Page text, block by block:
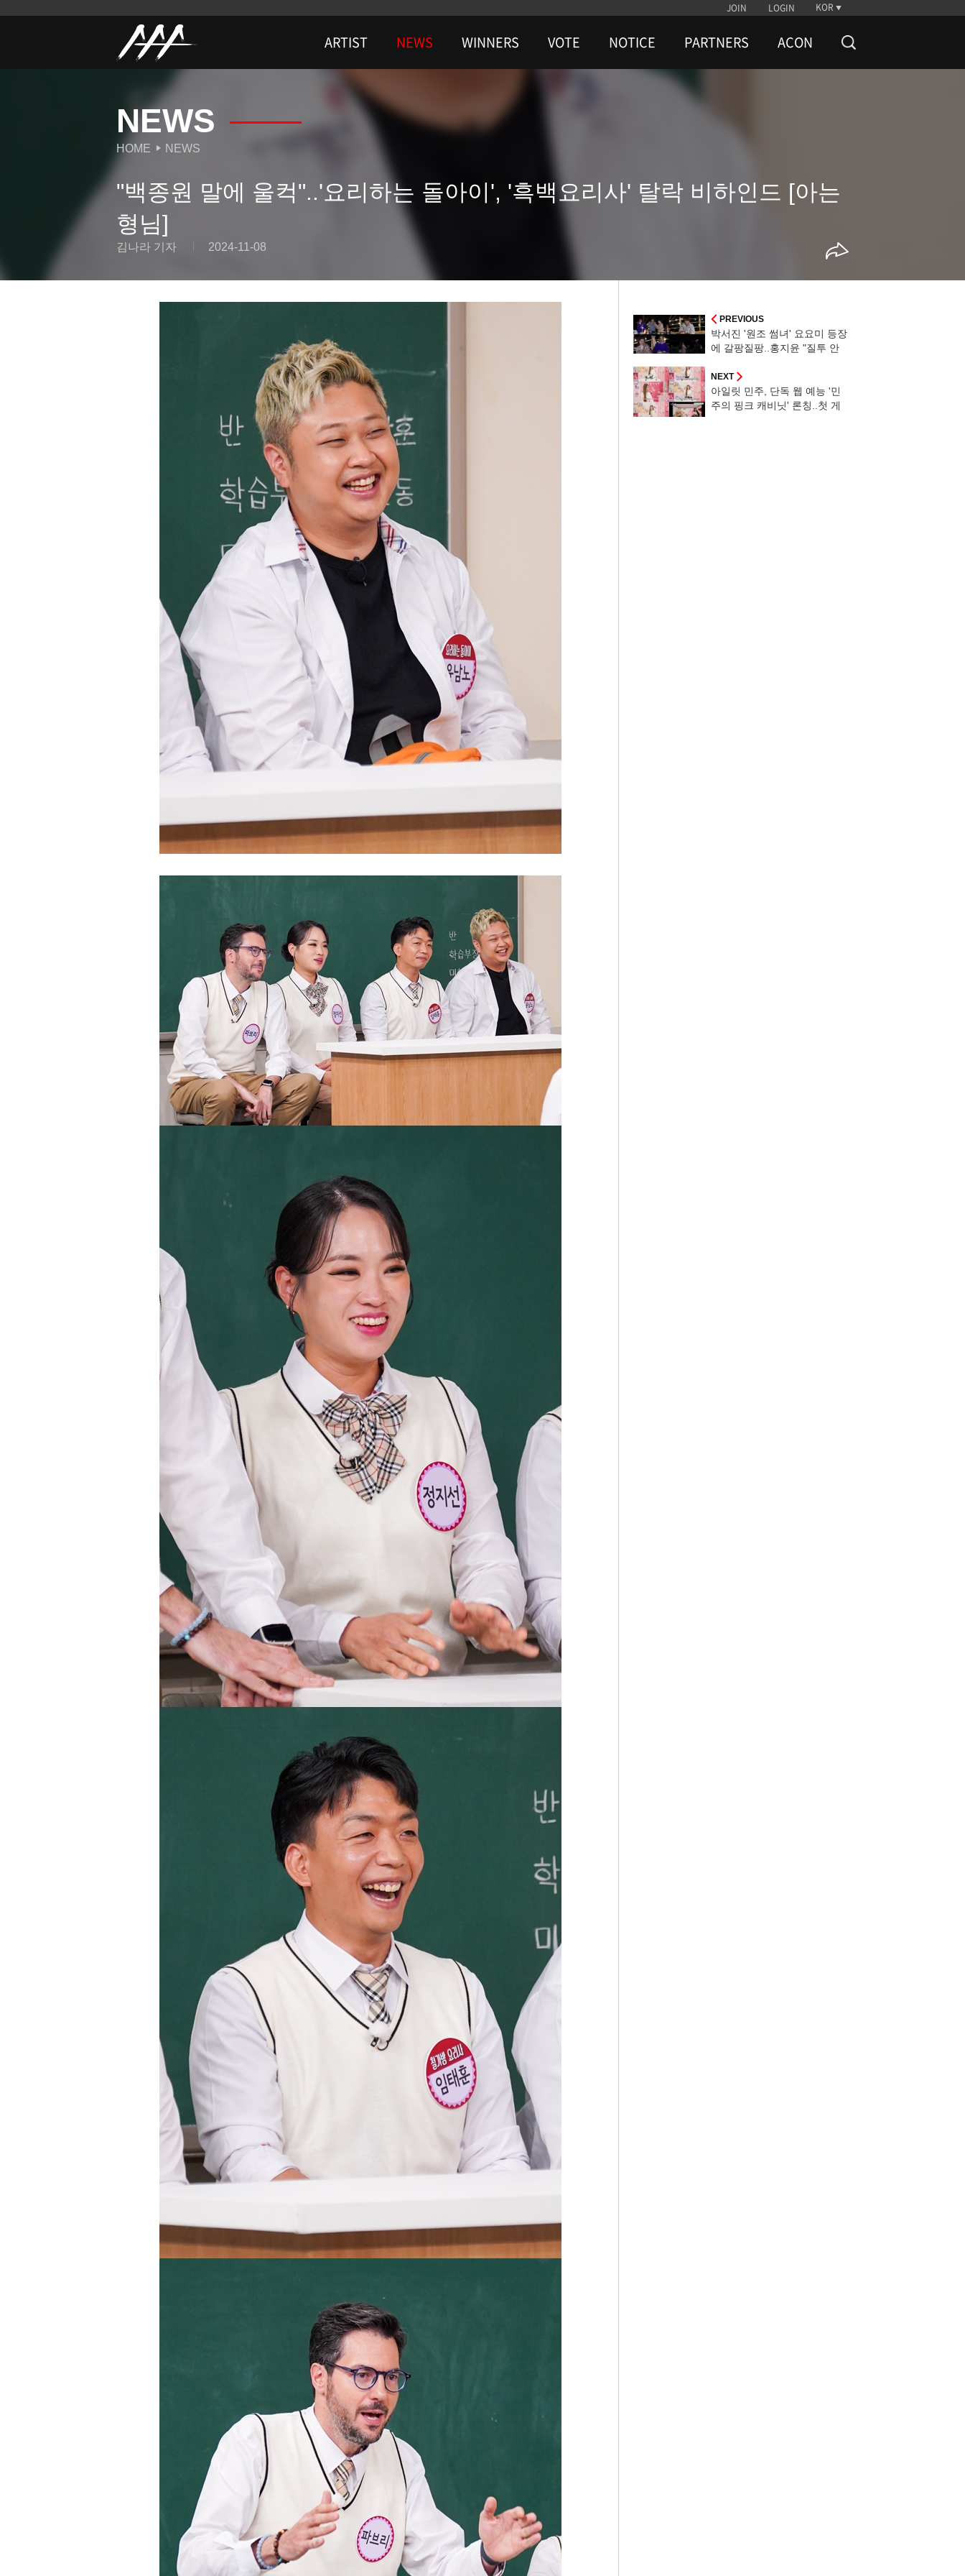
JOIN LOGIN KOR
ARTIST NEWS WINNERS VOTE NOTICE PARTNERS ACON
NEWS
HOME NEWS
"백종원 말에 울컥"..'요리하는 돌아이', '흑백요리사' 탈락 비하인드 [아는
형님]
김나라 기자 2024-11-08
PREVIOUS
박서진 '원조 썸녀' 요요미 등장
에 갈팡질팡..홍지윤 "질투 안
NEXT
아일릿 민주, 단독 웹 예능 '민
주의 핑크 캐비닛' 론칭..첫 게